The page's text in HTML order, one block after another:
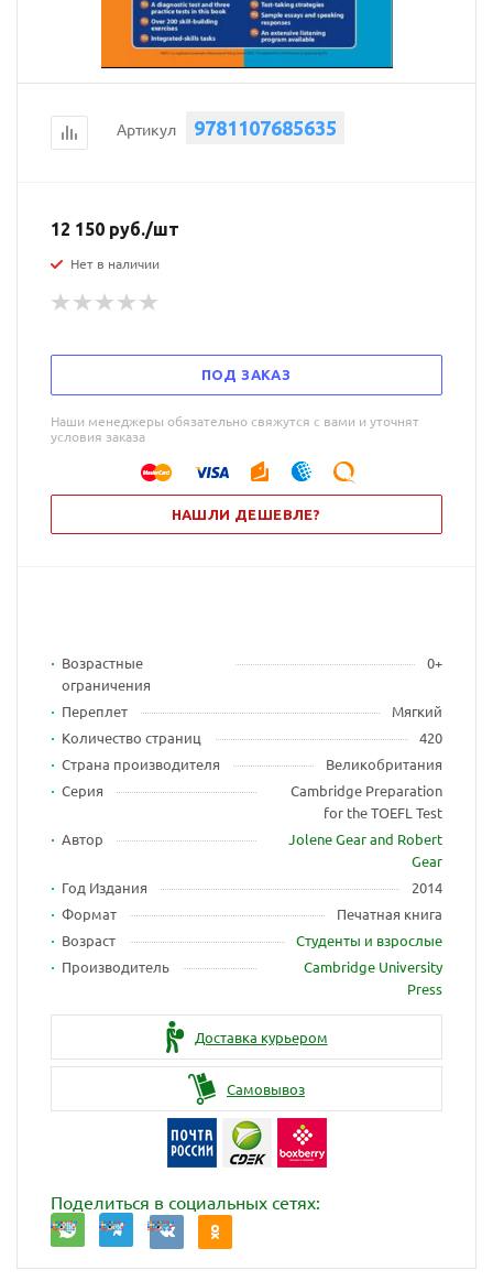
Артикул 9781107685635
12 150 руб./шт
Нет в наличии
ПОД ЗАКАЗ
Наши менеджеры обязательно свяжутся с вами и уточнят
условия заказа
НАШЛИ ДЕШЕВЛЕ?
Возрастные
ограничения
0+
Переплет
Мягкий
Количество страниц
420
Страна производителя
Великобритания
Серия
Cambridge Preparation
for the TOEFL Test
Автор
Jolene Gear and Robert
Gear
Год Издания
2014
Формат
Печатная книга
Возраст
Студенты и взрослые
Производитель
Cambridge University
Press
Доставка курьером
Самовывоз
Поделиться в социальных сетях: